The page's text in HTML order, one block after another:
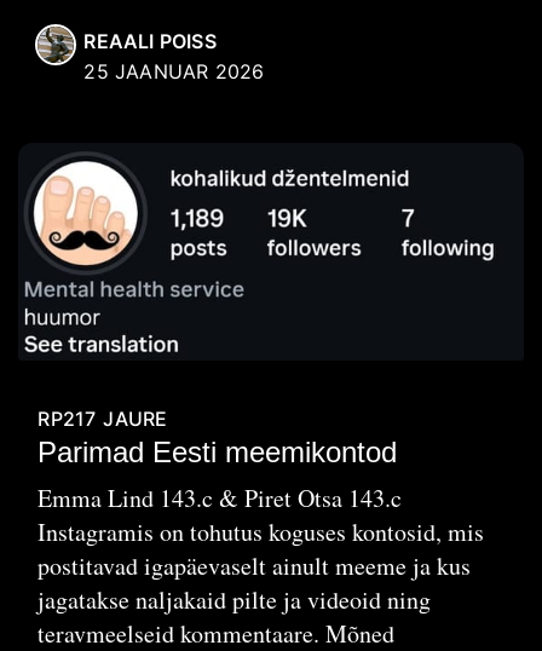
REAALI POISS
25 JAANUAR 2026
RP217 JAURE
Parimad Eesti meemikontod
Emma Lind 143.c & Piret Otsa 143.c
Instagramis on tohutus koguses kontosid, mis
postitavad igapäevaselt ainult meeme ja kus
jagatakse naljakaid pilte ja videoid ning
teravmeelseid kommentaare. Mõned